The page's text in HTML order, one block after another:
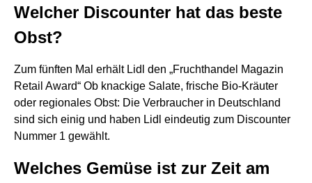
Welcher Discounter hat das beste
Obst?
Zum fünften Mal erhält Lidl den „Fruchthandel Magazin
Retail Award“ Ob knackige Salate, frische Bio-Kräuter
oder regionales Obst: Die Verbraucher in Deutschland
sind sich einig und haben Lidl eindeutig zum Discounter
Nummer 1 gewählt.
Welches Gemüse ist zur Zeit am